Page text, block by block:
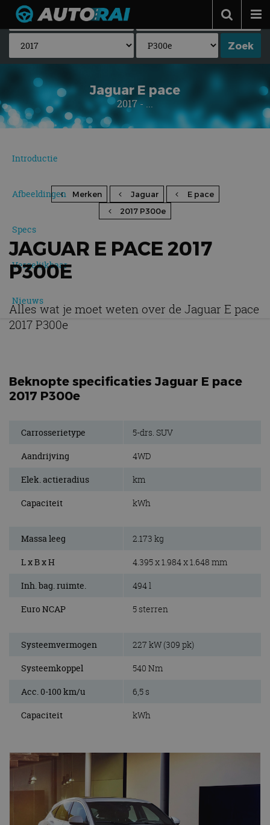
Autonieuws
Podcast
Autotests
Automerken
Adverteren
Contact
Jaguar E pace
2017 - ...
Introductie
Afbeeldingen
Specs
Vergelijkbaar
Nieuws
Merken Jaguar
E pace
2017 P300e
JAGUAR E PACE 2017
P300E
Alles wat je moet weten over de Jaguar E pace
2017 P300e
Beknopte specificaties Jaguar E pace
2017 P300e
Carrosserietype 5-drs. SUV
Aandrijving 4WD
Elek. actieradius km
Capaciteit kWh
Massa leeg 2.173 kg
L x B x H 4.395 x 1.984 x 1.648 mm
Inh. bag. ruimte. 494 l
Euro NCAP 5 sterren
Systeemvermogen 227 kW (309 pk)
Systeemkoppel 540 Nm
Acc. 0-100 km/u 6,5 s
Capaciteit kWh